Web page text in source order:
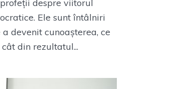
despre viitorul
Ele sunt întâlniri
devenit cunoașterea, ce
din rezultatul...